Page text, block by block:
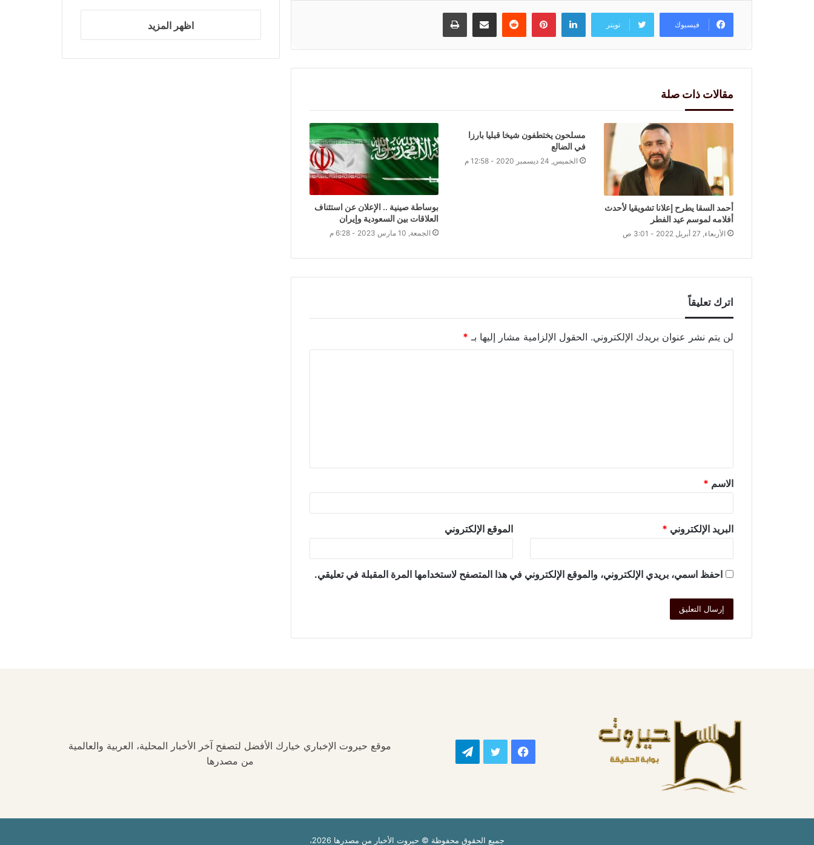
فيسبوك تويتر
لينكدإنبينتيريست
‏Reddit مشاركة عبر البريد طباعة
مقالات ذات صلة
أحمد السقا يطرح إعلانا تشويقيا لأحدث
أفلامه لموسم عيد الفطر
الأربعاء, 27 أبريل 2022 - 3:01 ص
مسلحون يختطفون شيخا قبليا بارزا
في الضالع
الخميس, 24 ديسمبر 2020 - 12:58 م
بوساطة صينية .. الإعلان عن استئناف
العلاقات بين السعودية وإيران
الجمعة, 10 مارس 2023 - 6:28 م
اترك تعليقاً
لن يتم نشر عنوان بريدك الإلكتروني. الحقول الإلزامية مشار إليها بـ *
الاسم *
البريد الإلكتروني * الموقع الإلكتروني
احفظ اسمي، بريدي الإلكتروني، والموقع الإلكتروني في هذا المتصفح لاستخدامها المرة المقبلة في تعليقي.
اظهر المزيد
فيسبوك تويتر تيلقرام
موقع حيروت الإخباري خيارك الأفضل لتصفح آخر الأخبار المحلية، العربية والعالمية
من مصدرها
جميع الحقوق محفوظة © حيروت الأخبار من مصدرها 2026،